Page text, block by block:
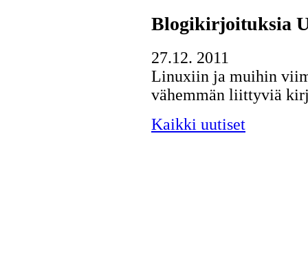
Blogikirjoituksia
27.12. 2011
Linuxiin ja muihin
vähemmän liittyviä
Kaikki uutiset